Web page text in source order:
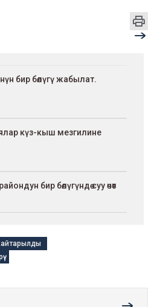
бир бөлүгү жабылат.
күз-кыш мезгилине
бир бөлүгүндө суу өчөт